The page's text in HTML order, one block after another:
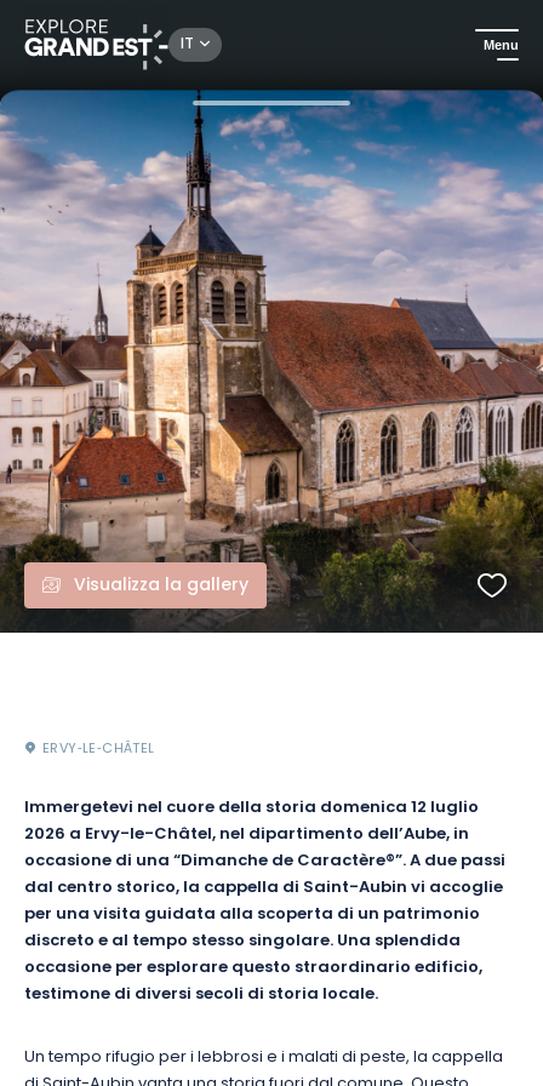
IT Menu
Arte e cultura Domenica del personaggio® a Ervy-Le-Châtel
Visualizza la gallery
ERVY‑LE‑CHÂTEL
Immergetevi nel cuore della storia domenica 12 luglio
2026 a Ervy-le-Châtel, nel dipartimento dell’Aube, in
occasione di una “Dimanche de Caractère®”. A due passi
dal centro storico, la cappella di Saint-Aubin vi accoglie
per una visita guidata alla scoperta di un patrimonio
discreto e al tempo stesso singolare. Una splendida
occasione per esplorare questo straordinario edificio,
testimone di diversi secoli di storia locale.
Un tempo rifugio per i lebbrosi e i malati di peste, la cappella